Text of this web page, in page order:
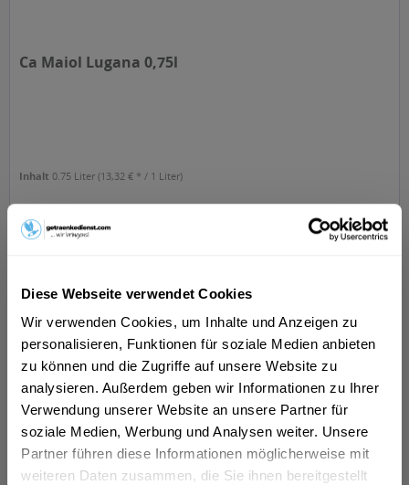
Diese Webseite verwendet Cookies
Wir verwenden Cookies, um Inhalte und Anzeigen zu
personalisieren, Funktionen für soziale Medien anbieten
zu können und die Zugriffe auf unsere Website zu
analysieren. Außerdem geben wir Informationen zu Ihrer
Verwendung unserer Website an unsere Partner für
soziale Medien, Werbung und Analysen weiter. Unsere
Partner führen diese Informationen möglicherweise mit
weiteren Daten zusammen, die Sie ihnen bereitgestellt
Ca Maiol Lugana 0,75l
Inhalt0.75 Liter(13,32 € * / 1 Liter)
ab 9,99 € *
Ca Maiol Chiaretto 0,75l